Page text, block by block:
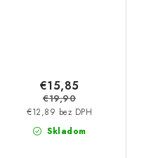
Skladom
€12,89 bez DPH
€15,85
€19,90